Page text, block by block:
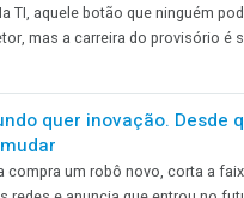
A solução
Era só até chegar a peça
remendo ganhou bolo,
funcionário veterano. Na
segurando uma tampa.